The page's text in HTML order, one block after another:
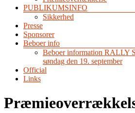
PUBLIKUMSINFO
Sikkerhed
Presse
Sponsorer
Beboer info
Beboer information RALLY
søndag den 19. september
Official
Links